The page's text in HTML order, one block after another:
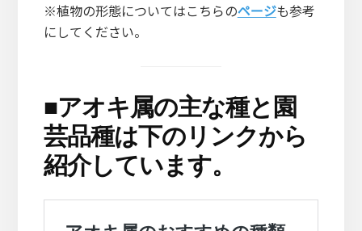
※植物の形態についてはこちらのページも参考
にしてください。
■アオキ属の主な種と園
芸品種は下のリンクから
紹介しています。